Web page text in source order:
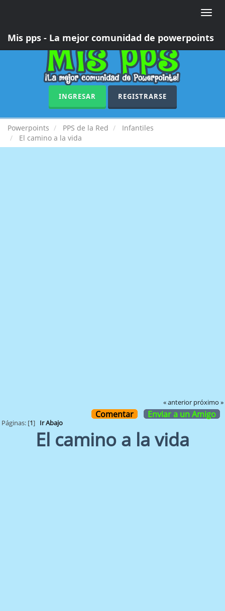
Toggle
Mis pps - La mejor comunidad de powerpoints
INGRESAR REGISTRARSE
Powerpoints PPS de la Red
Infantiles
El camino a la vida
« anterior próximo »
Comentar Enviar a un Amigo
Páginas: [1] Ir Abajo
El camino a la vida